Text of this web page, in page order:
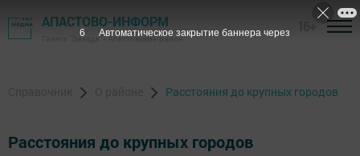
АПАСТОВО-ИНФОРМ
Газета "Звезда" - Апастовский район
Расстояния до крупных городов
Расстояния до крупных городов
5 Автоматическое закрытие баннера через